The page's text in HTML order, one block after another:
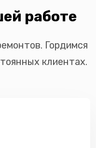
работе
Гордимся
клиентах.